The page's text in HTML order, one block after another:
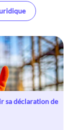
sa déclaration de